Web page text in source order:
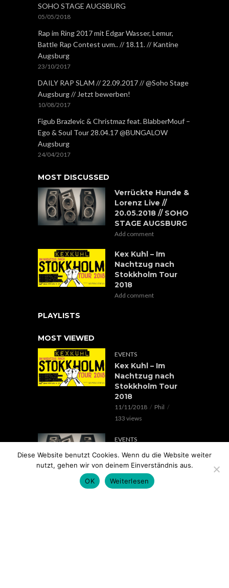
SOHO STAGE AUGSBURG
05/05/2018
Rap im Ring 2017 mit Edgar Wasser, Lemur,
Battle Rap Contest uvm.. // 18.11. // Kantine
Augsburg
23/10/2017
DAILY RAP SLAM // 22.09.2017 // @Soho Stage
Augsburg // Jetzt bewerben!
10/08/2017
Figub Brazlevic & Christmaz feat. BlabberMouf –
Ego & Soul Tour 28.04.17 @BUNGALOW
Augsburg
24/04/2017
MOST DISCUSSED
Verrückte Hunde &
Lorenz Live //
20.05.2018 // SOHO
STAGE AUGSBURG
Add comment
Kex Kuhl – Im
Nachtzug nach
Stokkholm Tour
2018
Add comment
PLAYLISTS
MOST VIEWED
EVENTS
Kex Kuhl – Im
Nachtzug nach
Stokkholm Tour
2018
11/11/2018
Phil
133 views
EVENTS
Verrückte Hunde &
Lorenz Live //
20.05.2018 // SOHO
STAGE AUGSBURG
Diese Website benutzt Cookies. Wenn du die Website weiter
nutzt, gehen wir von deinem Einverständnis aus.
OK
Weiterlesen